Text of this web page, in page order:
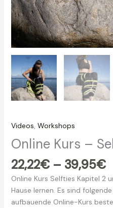
Videos, Workshops
Online Kurs –
22,22€ – 39,95€
Online Kurs Selfties Kapitel 2
Hause lernen. Es sind
aufbauende Online-Kurs